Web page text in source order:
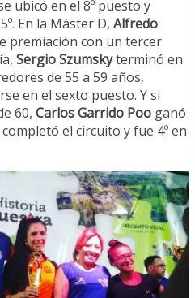
ubicó en el 8º puesto y
En la Máster D, Alfredo
premiación con un tercer
Sergio Szumskyterminó en
de 55 a 59 años,
en el sexto puesto. Y si
60, Carlos Garrido Poo ganó
completó el circuito y fue 4º en